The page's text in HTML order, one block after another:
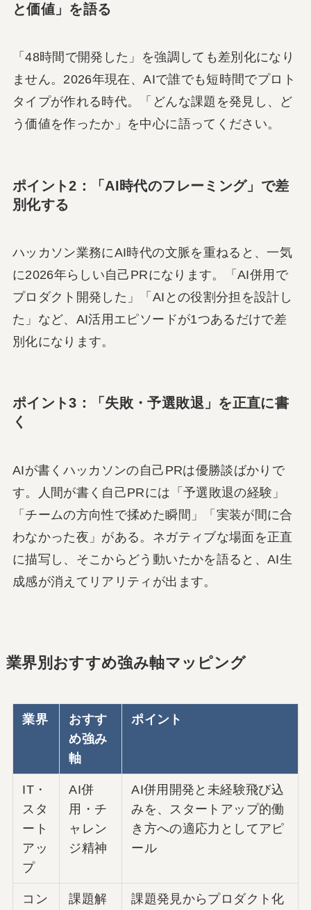
と価値」を語る
「48時間で開発した」を強調しても差別化になり
ません。2026年現在、AIで誰でも短時間でプロト
タイプが作れる時代。「どんな課題を発見し、ど
う価値を作ったか」を中心に語ってください。
ポイント2：「AI時代のフレーミング」で差
別化する
ハッカソン業務にAI時代の文脈を重ねると、一気
に2026年らしい自己PRになります。「AI併用で
プロダクト開発した」「AIとの役割分担を設計し
た」など、AI活用エピソードが1つあるだけで差
別化になります。
ポイント3：「失敗・予選敗退」を正直に書
く
AIが書くハッカソンの自己PRは優勝談ばかりで
す。人間が書く自己PRには「予選敗退の経験」
「チームの方向性で揉めた瞬間」「実装が間に合
わなかった夜」がある。ネガティブな場面を正直
に描写し、そこからどう動いたかを語ると、AI生
成感が消えてリアリティが出ます。
業界別おすすめ強み軸マッピング
業界
おすす
め強み
軸
ポイント
IT・
スタ
ート
アッ
プ
AI併
用・チ
ャレン
ジ精神
AI併用開発と未経験飛び込
みを、スタートアップ的働
き方への適応力としてアピ
ール
コン
課題解
課題発見からプロダクト化